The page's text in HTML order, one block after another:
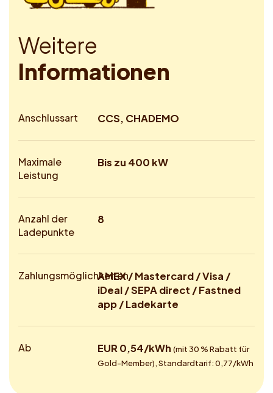
Weitere
Informationen
Anschlussart CCS, CHADEMO
Maximale
Leistung
Bis zu 400 kW
Anzahl der
Ladepunkte
8
ZahlungsmöglichkeitenAMEX / Mastercard / Visa /
iDeal / SEPA direct / Fastned
app / Ladekarte
Ab EUR 0,54/kWh (mit 30 % Rabatt für
Gold-Member), Standardtarif: 0,77/kWh